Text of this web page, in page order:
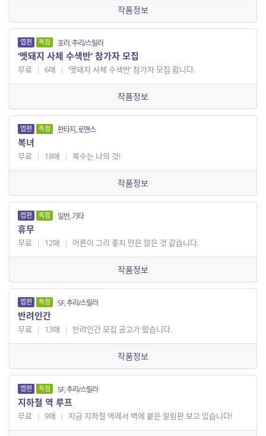
작품정보
엽편 독점 호러, 추리/스릴러
‘멧돼지 사체 수색반’ 참가자 모집
무료 | 6매 | ‘멧돼지 사체 수색반’ 참가자 모집 합니다.
작품정보
엽편 독점 판타지, 로맨스
복녀
무료 | 18매 | 복수는 나의 것!
작품정보
엽편 독점 일반, 기타
휴무
무료 | 12매 | 어른이 그리 좋지 만은 않은 것 같습니다.
작품정보
엽편 독점 SF, 추리/스릴러
반려인간
무료 | 13매 | 반려인간 모집 공고가 떴습니다.
작품정보
엽편 독점 SF, 추리/스릴러
지하철 역 루프
무료 | 9매 | 지금 지하철 역에서 벽에 붙은 알림판 보고 있습니다!